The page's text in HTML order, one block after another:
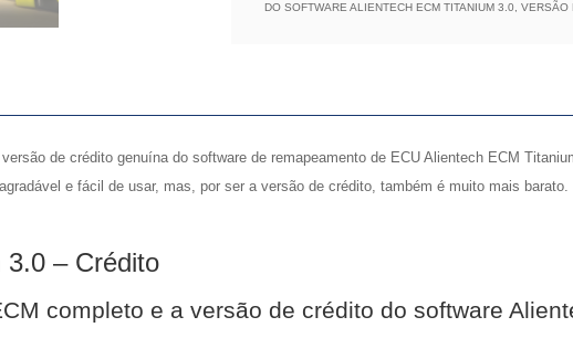
quantidade
DO SOFTWARE ALIENTECH ECM TITANIUM 3.0
VERSÃO
de crédito genuína do software de remapeamento de ECU Alientech ECM
e fácil de usar, mas, por ser a versão de crédito, também é muito mais
3.0 – Crédito
completo e a versão de crédito do software